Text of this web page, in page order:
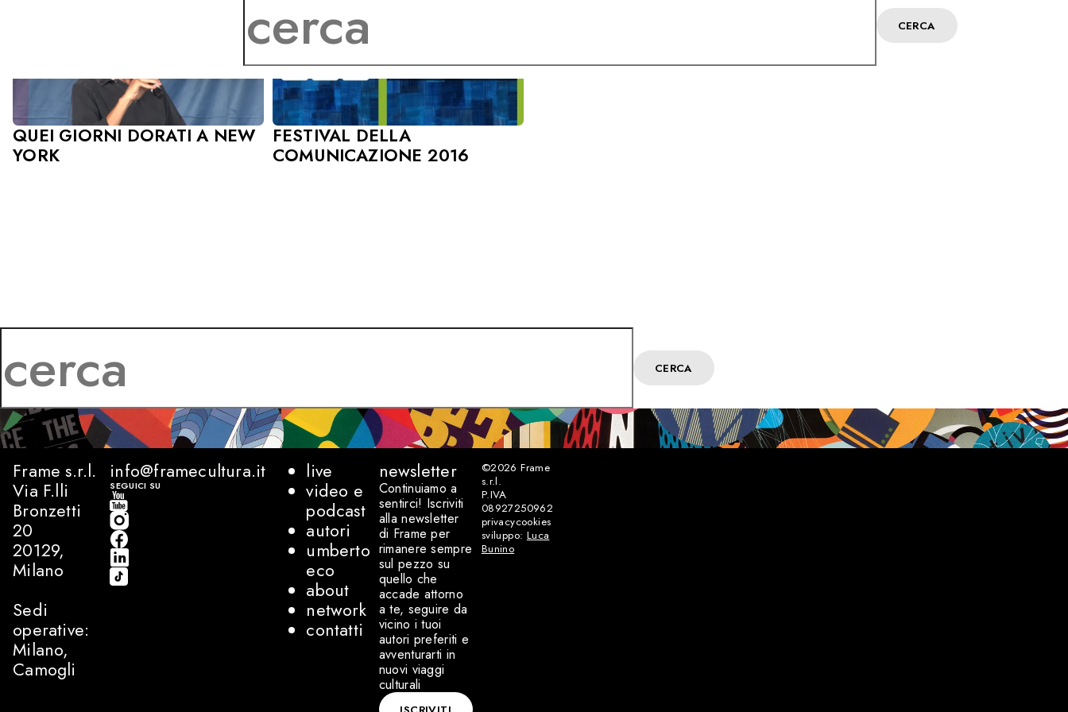
CERCA
QUEI GIORNI DORATI A NEW
YORK
FESTIVAL DELLA
COMUNICAZIONE 2016
CERCA
Frame s.r.l.
Via F.lli
Bronzetti
20
20129,
Milano
Sedi
operative:
Milano,
Camogli
info@framecultura.it
SEGUICI SU
live
video e
podcast
autori
umberto
eco
about
network
contatti
newsletter
Continuiamo a
sentirci! Iscriviti
alla newsletter
di Frame per
rimanere sempre
sul pezzo su
quello che
accade attorno
a te, seguire da
vicino i tuoi
autori preferiti e
avventurarti in
nuovi viaggi
culturali
©2026Frame
s.r.l.
P.IVA
08927250962
privacycookies
sviluppo: Luca
Bunino